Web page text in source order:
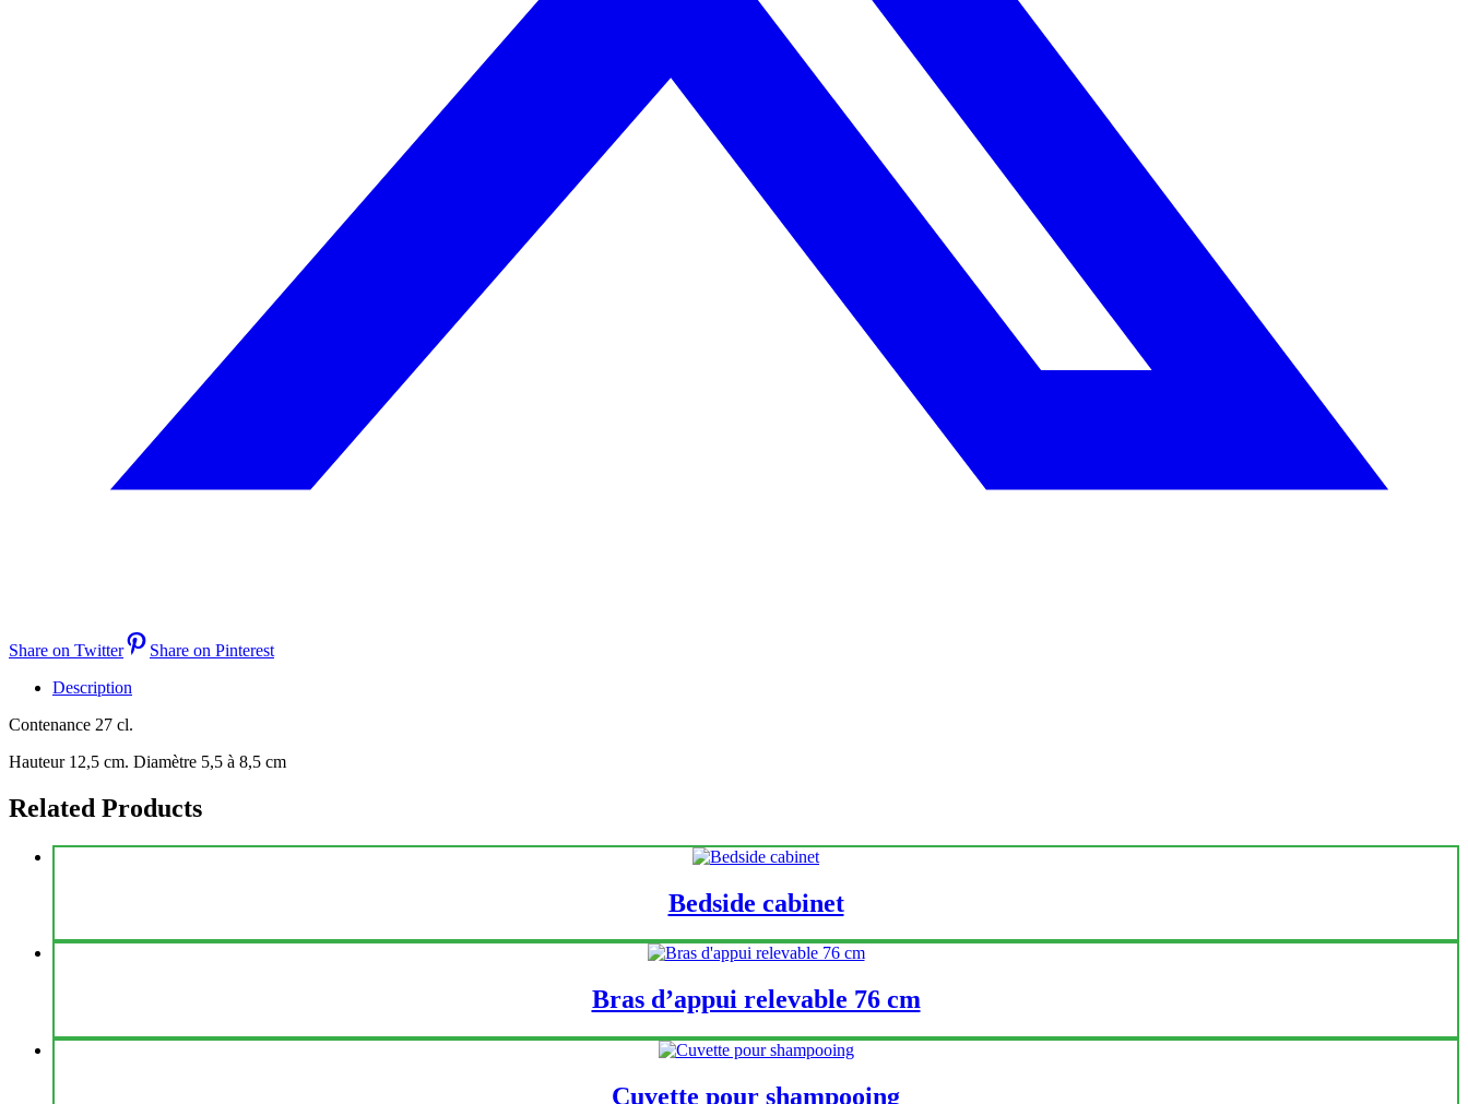
Share on Twitter
Share on Pinterest
Description
Contenance 27 cl.
Hauteur 12,5 cm. Diamètre 5,5 à 8,5 cm
Related Products
Bedside cabinet
Bras d’appui relevable 76 cm
Cuvette pour shampooing